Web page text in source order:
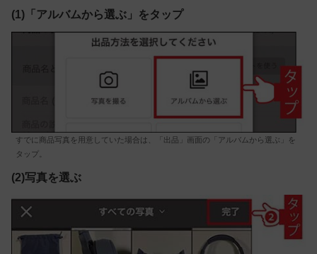
(1)「アルバムから選ぶ」をタップ
すでに商品写真を用意していた場合は、「出品」画面の「アルバムから選ぶ」を
タップ。
(2)写真を選ぶ